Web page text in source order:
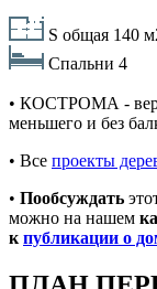
S общая 140
Спальни 4
• КОСТРОМА -
меньшего и без
• Все проекты
• Пообсуждать
можно на нашем
кпубликации о